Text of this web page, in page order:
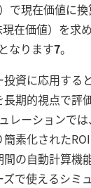
で現在価値に
在価値）を求
なります7。
投資に応用する
期的視点で評
レーションで
素化された
の自動計算機
で使えるシミ